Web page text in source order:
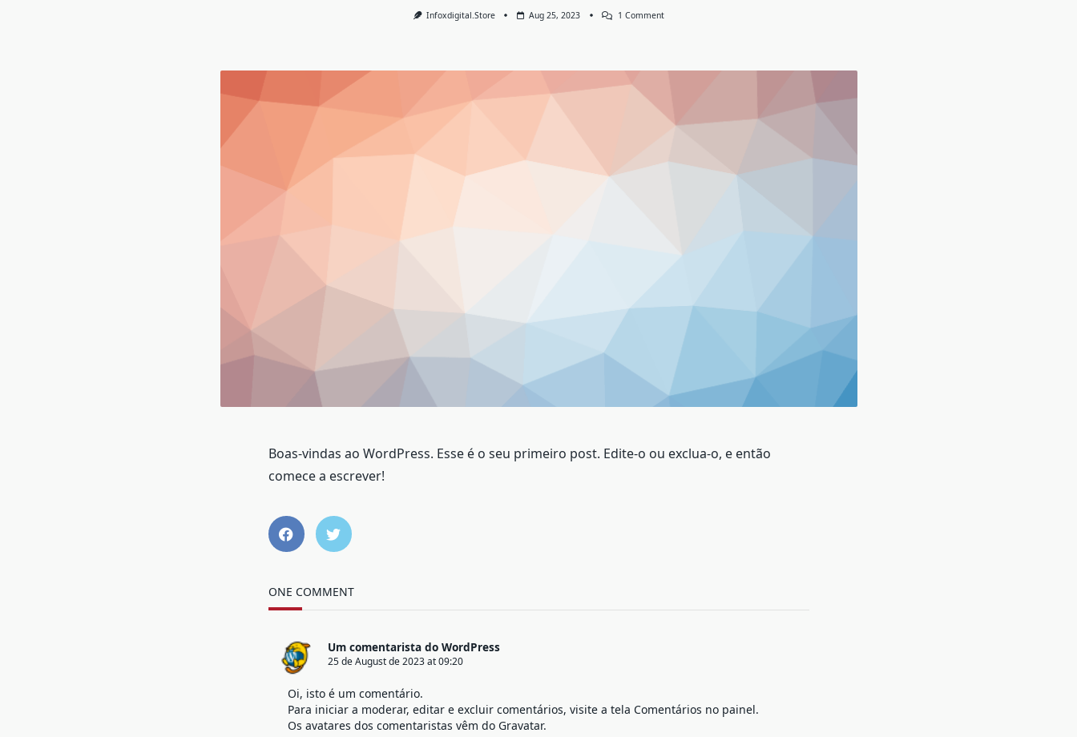
Infoxdigital.store Aug 25, 2023 1 CommentOn
Boas-vindas ao WordPress. Esse é o seu primeiro post. Edite-o ou exclua-o, e então
comece a escrever!
ONE COMMENT
Um comentarista do WordPress
25 de August de 2023 at 09:20
Oi, isto é um comentário.
Para iniciar a moderar, editar e excluir comentários, visite a tela Comentários no painel.
Os avatares dos comentaristas vêm do Gravatar.